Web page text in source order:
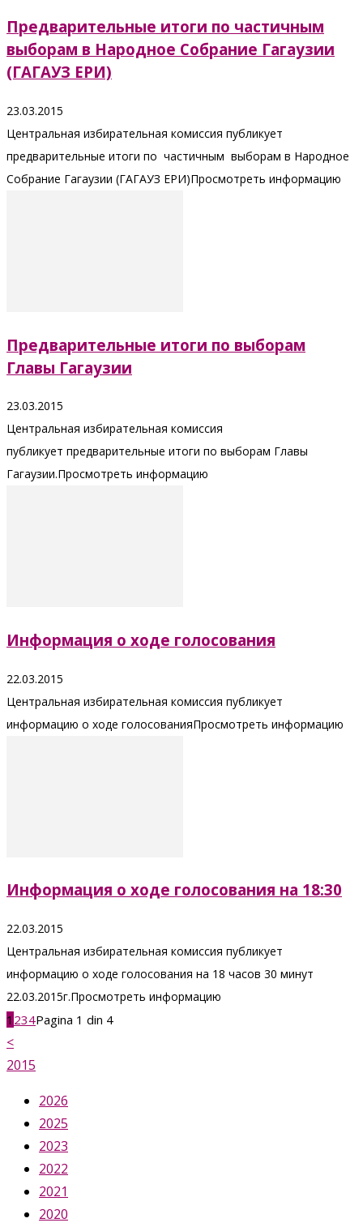
Предварительные итоги по частичным
выборам в Народное Собрание Гагаузии
(ГАГАУЗ ЕРИ)
23.03.2015
Центральная избирательная комиссия публикует
предварительные итоги по частичным выборам в Народное
Собрание Гагаузии (ГАГАУЗ ЕРИ)Просмотреть информацию
Предварительные итоги по выборам
Главы Гагаузии
23.03.2015
Центральная избирательная комиссия
публикует предварительные итоги по выборам Главы
Гагаузии.Просмотреть информацию
Информация о ходе голосования
22.03.2015
Центральная избирательная комиссия публикует
информацию о ходе голосованияПросмотреть информацию
Информация о ходе голосования на 18:30
22.03.2015
Центральная избирательная комиссия публикует
информацию о ходе голосования на 18 часов 30 минут
22.03.2015г.Просмотреть информацию
1 234Pagina 1 din 4
<
2015
2026
2025
2023
2022
2021
2020